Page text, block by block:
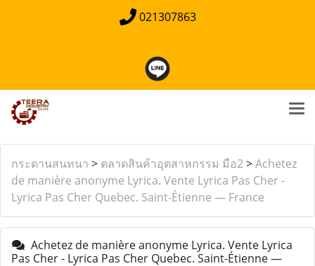
021307863
กระดานสนทนา > ตลาดสินค้าอุตสาหกรรม มือ2>Achetez
de manière anonyme Lyrica. Vente Lyrica Pas Cher -
Lyrica Pas Cher Quebec. Saint-Étienne — France
Achetez de manière anonyme Lyrica. Vente Lyrica
Pas Cher - Lyrica Pas Cher Quebec. Saint-Étienne —